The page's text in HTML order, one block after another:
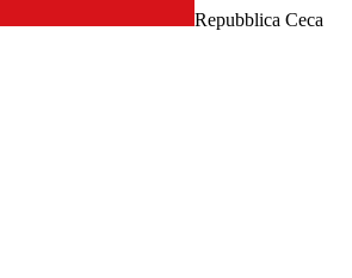
Repubblica Ceca